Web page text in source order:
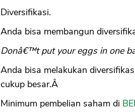
Diversifikasi.
Anda bisa membangun
Donâ€™t put your eggs in one
Anda bisa melakukan
cukup besar.Â
Minimum pembelian saham di